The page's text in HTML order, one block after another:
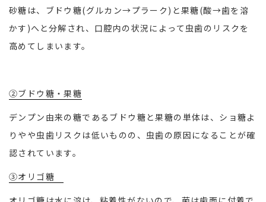
砂糖は、ブドウ糖(グルカン→プラーク)と果糖(酸→歯を溶
かす)へと分解され、口腔内の状況によって虫歯のリスクを
高めてしまいます。
②ブドウ糖・果糖
デンプン由来の糖であるブドウ糖と果糖の単体は、ショ糖よ
りやや虫歯リスクは低いものの、虫歯の原因になることが確
認されています。
③オリゴ糖